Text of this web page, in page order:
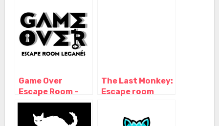
Game Over
Escape Room –
Leganés, Leganés
– Madrid
The Last Monkey:
Escape room